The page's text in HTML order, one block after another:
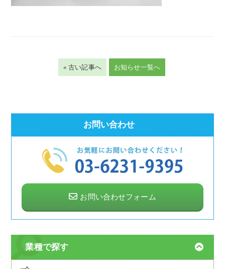
« 古い記事へ お知らせ一覧へ
お問い合わせ
お問い合わせフォーム
業種で探す